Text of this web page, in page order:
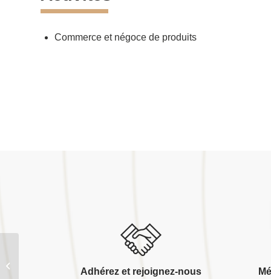
Commerce et négoce de produits
Adhérez et rejoignez-nous
Compagnon bois conseils 5o